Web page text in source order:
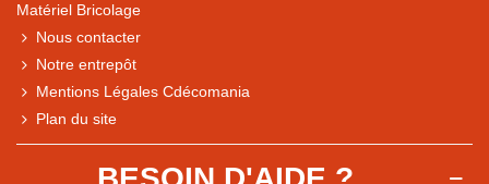
Matériel Bricolage
Nous contacter
Notre entrepôt
Mentions Légales Cdécomania
Plan du site